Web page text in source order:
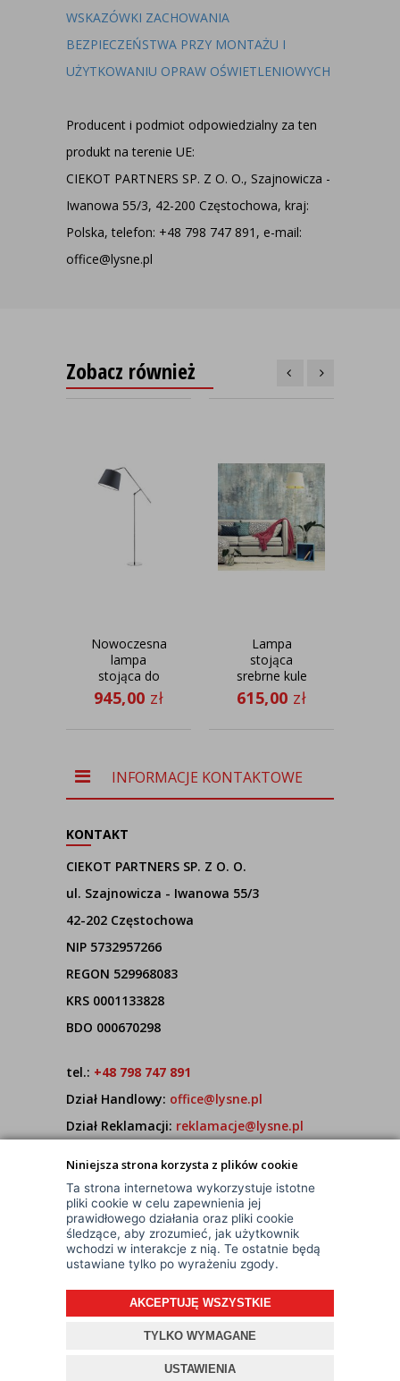
Niniejsza strona korzysta z plików cookie
Ta strona internetowa wykorzystuje istotne
pliki cookie w celu zapewnienia jej
prawidłowego działania oraz pliki cookie
śledzące, aby zrozumieć, jak użytkownik
wchodzi w interakcje z nią. Te ostatnie będą
ustawiane tylko po wyrażeniu zgody.
AKCEPTUJĘ WSZYSTKIE
TYLKO WYMAGANE
USTAWIENIA
WSKAZÓWKI ZACHOWANIA
BEZPIECZEŃSTWA PRZY MONTAŻU I
UŻYTKOWANIU OPRAW OŚWIETLENIOWYCH
Producent i podmiot odpowiedzialny za ten
produkt na terenie UE:
CIEKOT PARTNERS SP. Z O. O., Szajnowicza -
Iwanowa 55/3, 42-200 Częstochowa, kraj:
Polska, telefon: +48 798 747 891, e-mail:
office@lysne.pl
Zobacz również
Nowoczesna
lampa
stojąca do
salonu
regulowana z
945,00 zł
Lampa
stojąca
srebrne kule
LIZBONA
GOLD
615,00 zł
INFORMACJE KONTAKTOWE
KONTAKT
CIEKOT PARTNERS SP. Z O. O.
ul. Szajnowicza - Iwanowa 55/3
42-202 Częstochowa
NIP 5732957266
REGON 529968083
KRS 0001133828
BDO 000670298
tel.: +48 798 747 891
Dział Handlowy: office@lysne.pl
Dział Reklamacji: reklamacje@lysne.pl
7:00 - 15:00
© Wszelkie Prawa Zastrzeżone
Projekt i oprogramowanie sklepu: